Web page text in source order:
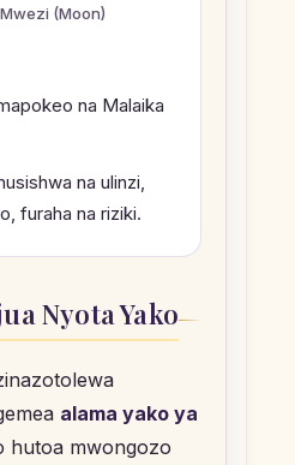
(Moon)
na Malaika
na ulinzi,
furaha na riziki.
Nyota Yako
alama yako ya
hutoa mwongozo